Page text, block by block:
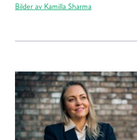
Bilder av Kamilla Sharma